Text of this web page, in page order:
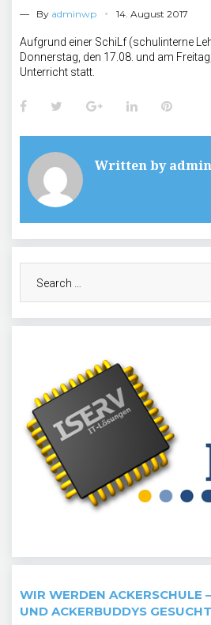
— By adminwp 14. August 2017
Aufgrund einer SchiLf (schulinterne
Donnerstag, den 17.08. und am
Unterricht statt.
FacebookTwitterGoogle+LinkedIn
Written by
WIR WERDEN ACKERSCHULE
UND ACKERBUDDYS